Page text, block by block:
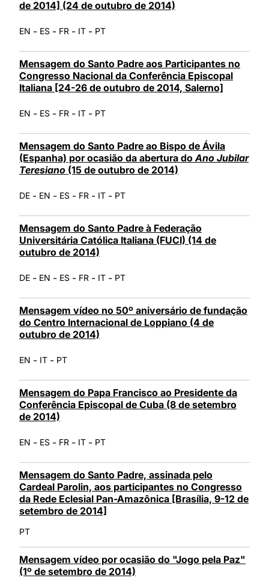
de 2014] (24 de outubro de 2014)
EN - ES - FR - IT - PT
Mensagem do Santo Padre aos Participantes no
Congresso Nacional da Conferência Episcopal
Italiana [24-26 de outubro de 2014, Salerno]
EN - ES - FR - IT - PT
Mensagem do Santo Padre ao Bispo de Ávila
(Espanha) por ocasião da abertura do Ano Jubilar
Teresiano (15 de outubro de 2014)
DE - EN - ES - FR - IT - PT
Mensagem do Santo Padre à Federação
Universitária Católica Italiana (FUCI) (14 de
outubro de 2014)
DE - EN - ES - FR - IT - PT
Mensagem vídeo no 50º aniversário de fundação
do Centro Internacional de Loppiano (4 de
outubro de 2014)
EN - IT - PT
Mensagem do Papa Francisco ao Presidente da
Conferência Episcopal de Cuba (8 de setembro
de 2014)
EN - ES - FR - IT - PT
Mensagem do Santo Padre, assinada pelo
Cardeal Parolin, aos participantes no Congresso
da Rede Eclesial Pan-Amazônica [Brasília, 9-12 de
setembro de 2014]
PT
Mensagem vídeo por ocasião do "Jogo pela Paz"
(1º de setembro de 2014)